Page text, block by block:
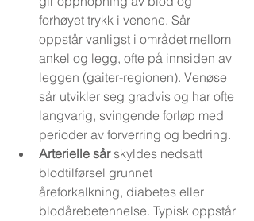
forhøyet trykk i venene. Sår
oppstår vanligst i området mellom
ankel og legg, ofte på innsiden av
leggen (gaiter-regionen). Venøse
sår utvikler seg gradvis og har ofte
langvarig, svingende forløp med
perioder av forverring og bedring.
Arterielle sår skyldes nedsatt
blodtilførsel grunnet
åreforkalkning, diabetes eller
blodårebetennelse. Typisk oppstår